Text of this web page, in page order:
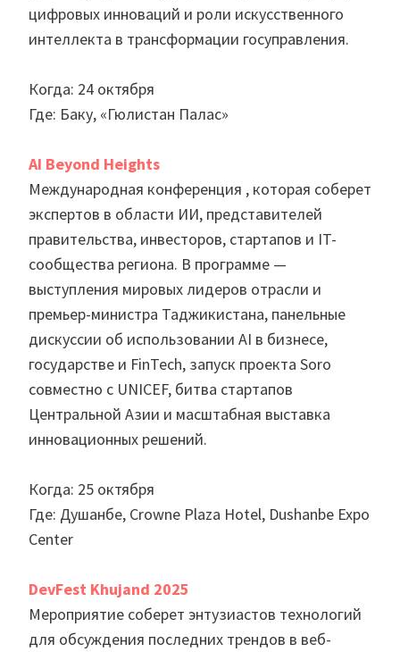
цифровых инноваций и роли искусственного
интеллекта в трансформации госуправления.
Когда: 24 октября
Где: Баку, «Гюлистан Палас»
AI Beyond Heights
Международная конференция , которая соберет
экспертов в области ИИ, представителей
правительства, инвесторов, стартапов и IT-
сообщества региона. В программе —
выступления мировых лидеров отрасли и
премьер-министра Таджикистана, панельные
дискуссии об использовании AI в бизнесе,
государстве и FinTech, запуск проекта Soro
совместно с UNICEF, битва стартапов
Центральной Азии и масштабная выставка
инновационных решений.
Когда: 25 октября
Где: Душанбе, Crowne Plaza Hotel, Dushanbe Expo
Center
DevFest Khujand 2025
Мероприятие соберет энтузиастов технологий
для обсуждения последних трендов в веб-